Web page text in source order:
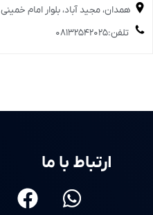
همدان، مجید آباد، بلوار امام خمینی
تلفن:۰۸۱۳۲۵۴۲۰۲۵
ارتباط با ما